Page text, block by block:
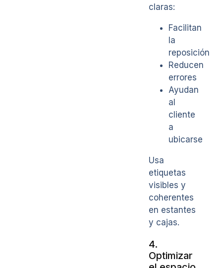
claras:
Facilitan
la
reposición
Reducen
errores
Ayudan
al
cliente
a
ubicarse
Usa
etiquetas
visibles y
coherentes
en estantes
y cajas.
4.
Optimizar